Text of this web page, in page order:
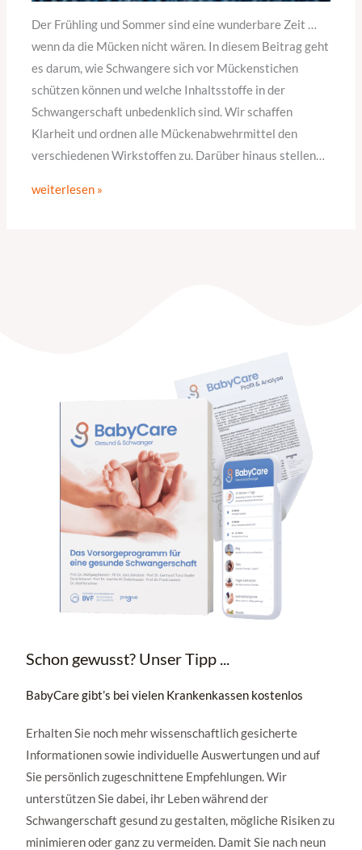
Der Frühling und Sommer sind eine wunderbare Zeit …
wenn da die Mücken nicht wären. In diesem Beitrag geht
es darum, wie Schwangere sich vor Mückenstichen
schützen können und welche Inhaltsstoffe in der
Schwangerschaft unbedenklich sind. Wir schaffen
Klarheit und ordnen alle Mückenabwehrmittel den
verschiedenen Wirkstoffen zu. Darüber hinaus stellen…
weiterlesen »
Schon gewusst? Unser Tipp ...
BabyCare gibt’s bei vielen Krankenkassen kostenlos
Erhalten Sie noch mehr wissenschaftlich gesicherte
Informationen sowie individuelle Auswertungen und auf
Sie persönlich zugeschnittene Empfehlungen. Wir
unterstützen Sie dabei, ihr Leben während der
Schwangerschaft gesund zu gestalten, mögliche Risiken zu
minimieren oder ganz zu vermeiden. Damit Sie nach neun